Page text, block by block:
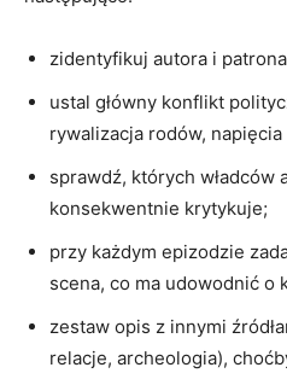
zidentyfikuj autora i
ustal główny konflikt
rywalizacja rodów, napięcia
sprawdź, których władców
konsekwentnie krytykuje;
przy każdym epizodzie
scena, co ma udowodnić o
zestaw opis z innymi
relacje, archeologia),